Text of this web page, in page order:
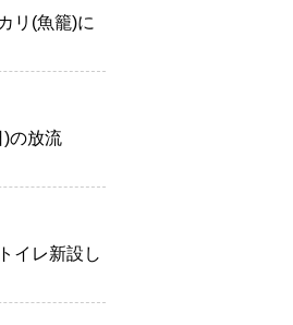
リ(魚籠)に
)の放流
イレ新設し